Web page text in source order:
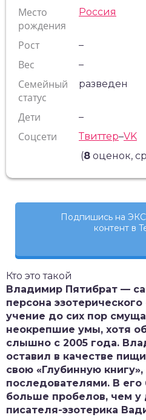
Место
рождения
Россия
Рост –
Вес –
Семейный
статус
разведен
Дети –
Соцсети Твиттер–VK
(8оценок,
Подпишись на
контент в
Кто это такой
Владимир Пятибрат —
персона
учение до сих пор
неокрепшие умы, хотя
слышно с 2005 года.
оставил в качестве
свою «Глубинную книгу»,
последователями. В
больше пробелов, чем у
писателя-эзотерика